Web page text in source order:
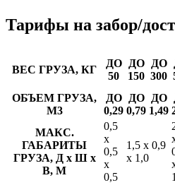
Тарифы на забор/
ВЕС ГРУЗА, КГ
ДО
50
ДО
150
ДО
300
ОБЪЕМ ГРУЗА,
М3
ДО
0,29
ДО
0,79
ДО
1,49
МАКС.
ГАБАРИТЫ
ГРУЗА, Д х Ш х
В, М
0,5
х
0,5
х
0,5
1,5 х 0,9
х 1,0